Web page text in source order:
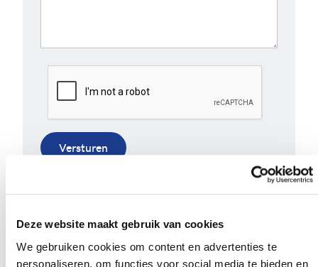
Deze website maakt gebruik van cookies
We gebruiken cookies om content en advertenties te
personaliseren, om functies voor social media te bieden en
Versturen
opmerking. Bekijk ons volledigprivacybeleid